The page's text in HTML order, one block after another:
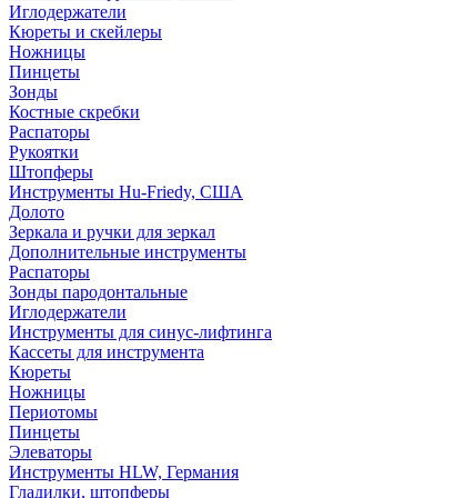
Иглодержатели
Кюреты и скейлеры
Ножницы
Пинцеты
Зонды
Костные скребки
Распаторы
Рукоятки
Штопферы
Инструменты Hu-Friedy, США
Долото
Зеркала и ручки для зеркал
Дополнительные инструменты
Распаторы
Зонды пародонтальные
Иглодержатели
Инструменты для синус-лифтинга
Кассеты для инструмента
Кюреты
Ножницы
Периотомы
Пинцеты
Элеваторы
Инструменты HLW, Германия
Гладилки, штопферы